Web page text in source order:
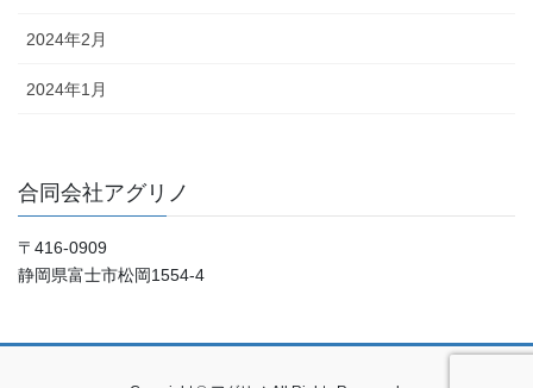
2024年2月
2024年1月
合同会社アグリノ
〒416-0909
静岡県富士市松岡1554-4